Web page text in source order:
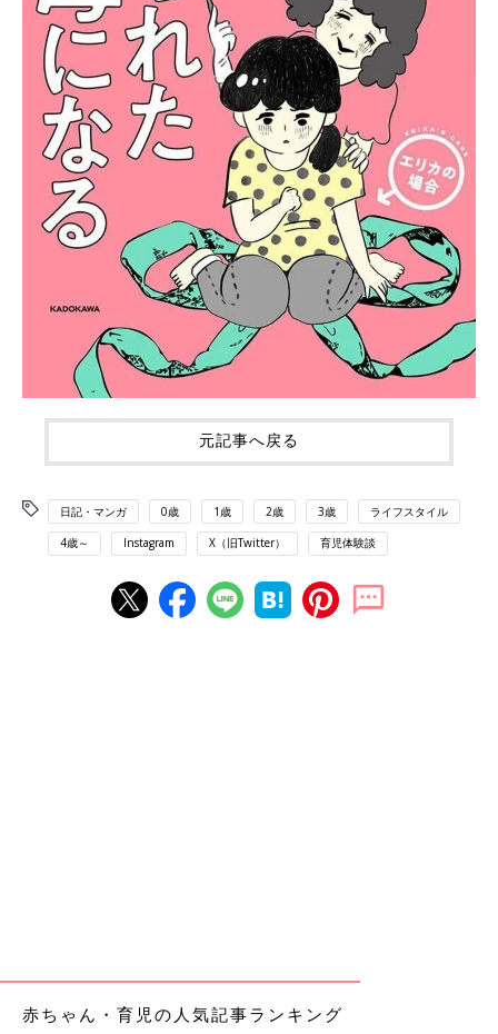
元記事へ戻る
日記・マンガ 0歳 1歳 2歳 3歳 ライフスタイル
4歳～ Instagram X（旧Twitter） 育児体験談
赤ちゃん・育児の人気記事ランキング